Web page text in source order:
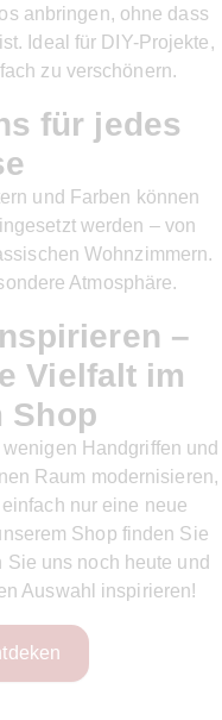
anbringen, ohne dass
Ideal für DIY-Projekte,
zu verschönern.
für jedes
und Farben können
werden – von
Wohnzimmern.
Atmosphäre.
–
Vielfalt im
Shop
Handgriffen und
Raum modernisieren,
nur eine neue
Shop finden Sie
uns noch heute und
Auswahl inspirieren!